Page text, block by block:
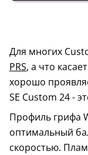
Для многих
PRS, а что
хорошо
SE Custom 24 -
Профиль грифа
оптимальный
скоростью.